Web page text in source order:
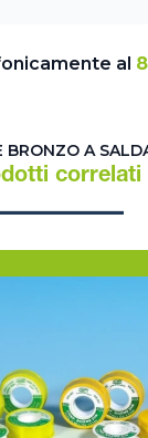
al
BRONZO A
correlati